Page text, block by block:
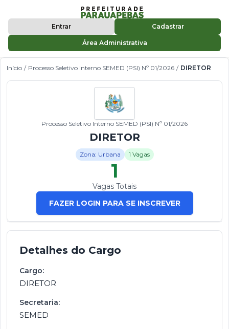
Entrar Cadastrar
Área Administrativa
Início / Processo Seletivo Interno SEMED (PSI) Nº 01/2026 / DIRETOR
Processo Seletivo Interno SEMED (PSI) Nº 01/2026
DIRETOR
Zona: Urbana 1 Vagas
1
Vagas Totais
FAZER LOGIN PARA SE INSCREVER
Detalhes do Cargo
Cargo:
DIRETOR
Secretaria:
SEMED